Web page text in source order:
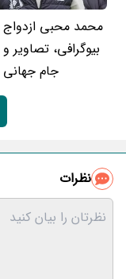
محمد محبی ازدواج
بیوگرافی، تصاویر
جام جهانی
نظرات